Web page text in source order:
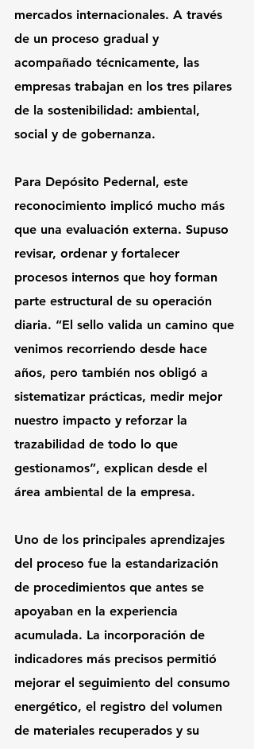
mercados internacionales. A través
de un proceso gradual y
acompañado técnicamente, las
empresas trabajan en los tres pilares
de la sostenibilidad: ambiental,
social y de gobernanza.
Para Depósito Pedernal, este
reconocimiento implicó mucho más
que una evaluación externa. Supuso
revisar, ordenar y fortalecer
procesos internos que hoy forman
parte estructural de su operación
diaria. “El sello valida un camino que
venimos recorriendo desde hace
años, pero también nos obligó a
sistematizar prácticas, medir mejor
nuestro impacto y reforzar la
trazabilidad de todo lo que
gestionamos”, explican desde el
área ambiental de la empresa.
Uno de los principales aprendizajes
del proceso fue la estandarización
de procedimientos que antes se
apoyaban en la experiencia
acumulada. La incorporación de
indicadores más precisos permitió
mejorar el seguimiento del consumo
energético, el registro del volumen
de materiales recuperados y su